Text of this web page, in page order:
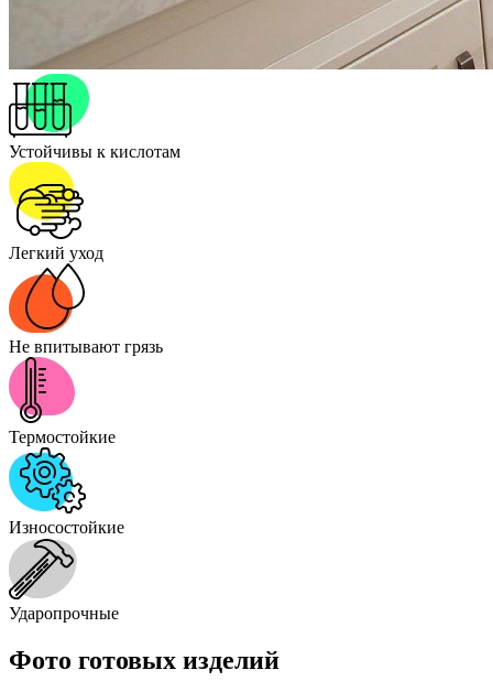
Устойчивы к кислотам
Легкий уход
Не впитывают грязь
Термостойкие
Износостойкие
Ударопрочные
Фото готовых изделий